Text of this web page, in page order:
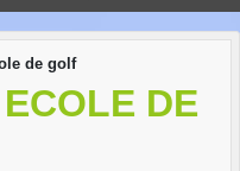
de golf
DE